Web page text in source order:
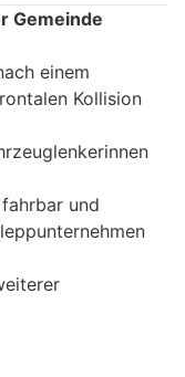
Gemeinde
einem
Kollision
und